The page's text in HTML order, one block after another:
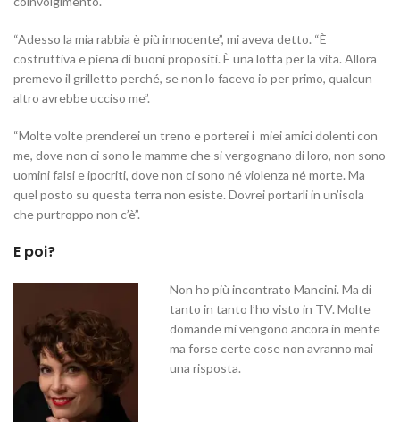
“Adesso la mia rabbia è più innocente”, mi aveva detto. “È
costruttiva e piena di buoni propositi. È una lotta per la vita. Allora
premevo il grilletto perché, se non lo facevo io per primo, qualcun
altro avrebbe ucciso me”.
“Molte volte prenderei un treno e porterei i miei amici dolenti con
me, dove non ci sono le mamme che si vergognano di loro, non sono
uomini falsi e ipocriti, dove non ci sono né violenza né morte. Ma
quel posto su questa terra non esiste. Dovrei portarli in un’isola
che purtroppo non c’è”.
E poi?
Non ho più incontrato Mancini. Ma di
tanto in tanto l’ho visto in TV. Molte
domande mi vengono ancora in mente
ma forse certe cose non avranno mai
una risposta.